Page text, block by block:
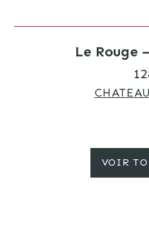
Le Rouge
VOIR